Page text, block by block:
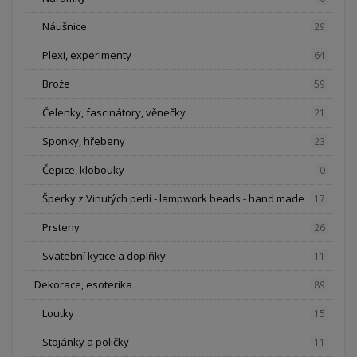
Náušnice 29
Plexi, experimenty 64
Brože 59
Čelenky, fascinátory, věnečky 21
Sponky, hřebeny 23
Čepice, klobouky 0
Šperky z Vinutých perlí - lampwork beads - hand made 17
Prsteny 26
Svatební kytice a doplňky 11
Dekorace, esoterika 89
Loutky 15
Stojánky a poličky 11